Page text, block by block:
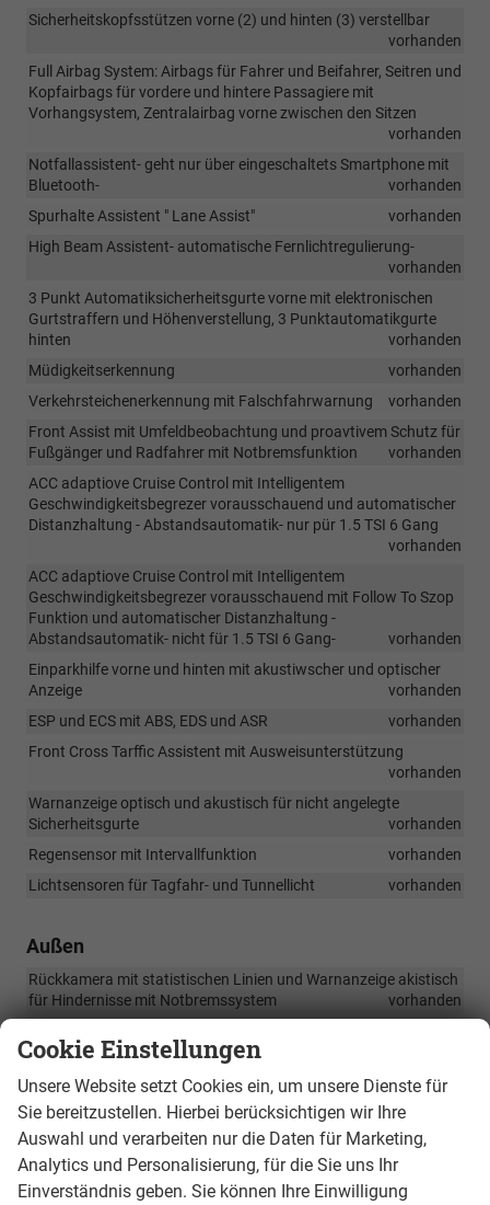
Sicherheitskopfsstützen vorne (2) und hinten (3) verstellbar
vorhanden
Full Airbag System: Airbags für Fahrer und Beifahrer, Seitren und
Kopfairbags für vordere und hintere Passagiere mit
Vorhangsystem, Zentralairbag vorne zwischen den Sitzen
vorhanden
Notfallassistent- geht nur über eingeschaltets Smartphone mit
Bluetooth-
vorhanden
Spurhalte Assistent " Lane Assist"
vorhanden
High Beam Assistent- automatische Fernlichtregulierung-
vorhanden
3 Punkt Automatiksicherheitsgurte vorne mit elektronischen
Gurtstraffern und Höhenverstellung, 3 Punktautomatikgurte
hinten
vorhanden
Müdigkeitserkennung
vorhanden
Verkehrsteichenerkennung mit Falschfahrwarnung
vorhanden
Front Assist mit Umfeldbeobachtung und proavtivem Schutz für
Fußgänger und Radfahrer mit Notbremsfunktion
vorhanden
ACC adaptiove Cruise Control mit Intelligentem
Geschwindigkeitsbegrezer vorausschauend und automatischer
Distanzhaltung - Abstandsautomatik- nur pür 1.5 TSI 6 Gang
vorhanden
ACC adaptiove Cruise Control mit Intelligentem
Geschwindigkeitsbegrezer vorausschauend mit Follow To Szop
Funktion und automatischer Distanzhaltung -
Abstandsautomatik- nicht für 1.5 TSI 6 Gang-
vorhanden
Einparkhilfe vorne und hinten mit akustiwscher und optischer
Anzeige
vorhanden
ESP und ECS mit ABS, EDS und ASR
vorhanden
Front Cross Tarffic Assistent mit Ausweisunterstützung
vorhanden
Warnanzeige optisch und akustisch für nicht angelegte
Sicherheitsgurte
vorhanden
Regensensor mit Intervallfunktion
vorhanden
Lichtsensoren für Tagfahr- und Tunnellicht
vorhanden
Außen
Rückkamera mit statistischen Linien und Warnanzeige akistisch
für Hindernisse mit Notbremssystem
vorhanden
Einstiegsleisten vorne in Aluminium und beleuchtet
Scheibenwischer mit mehreren Wischgeschwindigkeiten und
Interbvallfunktion
vorhanden
LED Kombinationsrückleuchten mit dynamischenn
Blinkleuchten
vorhanden
Coming /Leaving Home Funktionm mit Cupra Begrüßungs und
Cookie Einstellungen
Unsere Website setzt Cookies ein, um unsere Dienste für
Sie bereitzustellen. Hierbei berücksichtigen wir Ihre
Auswahl und verarbeiten nur die Daten für Marketing,
Analytics und Personalisierung, für die Sie uns Ihr
Einverständnis geben. Sie können Ihre Einwilligung